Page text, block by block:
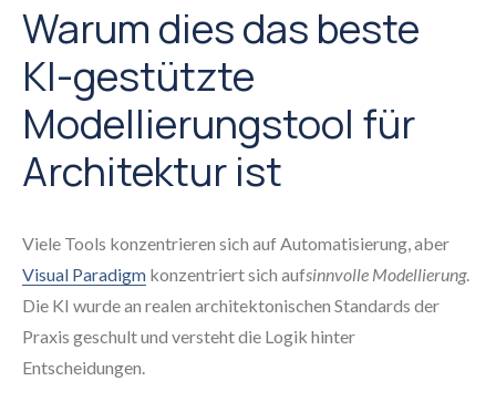
Warum dies das beste
KI-gestützte
Modellierungstool für
Architektur ist
Viele Tools konzentrieren sich auf Automatisierung, aber
Visual Paradigm konzentriert sich aufsinnvolle Modellierung.
Die KI wurde an realen architektonischen Standards der
Praxis geschult und versteht die Logik hinter
Entscheidungen.